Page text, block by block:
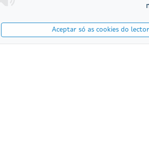
Aceptar só as cookies do